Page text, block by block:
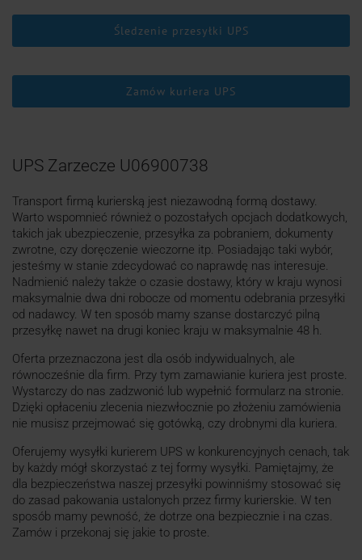
Śledzenie przesyłki UPS
Zamów kuriera UPS
UPS Zarzecze U06900738
Transport firmą kurierską jest niezawodną formą dostawy.
Warto wspomnieć również o pozostałych opcjach dodatkowych,
takich jak ubezpieczenie, przesyłka za pobraniem, dokumenty
zwrotne, czy doręczenie wieczorne itp. Posiadając taki wybór,
jesteśmy w stanie zdecydować co naprawdę nas interesuje.
Nadmienić należy także o czasie dostawy, który w kraju wynosi
maksymalnie dwa dni robocze od momentu odebrania przesyłki
od nadawcy. W ten sposób mamy szanse dostarczyć pilną
przesyłkę nawet na drugi koniec kraju w maksymalnie 48 h.
Oferta przeznaczona jest dla osób indywidualnych, ale
równocześnie dla firm. Przy tym zamawianie kuriera jest proste.
Wystarczy do nas zadzwonić lub wypełnić formularz na stronie.
Dzięki opłaceniu zlecenia niezwłocznie po złożeniu zamówienia
nie musisz przejmować się gotówką, czy drobnymi dla kuriera.
Oferujemy wysyłki kurierem UPS w konkurencyjnych cenach, tak
by każdy mógł skorzystać z tej formy wysyłki. Pamiętajmy, że
dla bezpieczeństwa naszej przesyłki powinniśmy stosować się
do zasad pakowania ustalonych przez firmy kurierskie. W ten
sposób mamy pewność, że dotrze ona bezpiecznie i na czas.
Zamów i przekonaj się jakie to proste.